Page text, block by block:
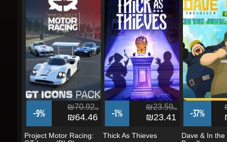
-9%
₪70.92
₪64.46
Project Motor Racing:
GT Icons (DLC)
הוסף לסל
-1%
₪23.59ils
₪23.41
Thick As Thieves
הוסף לסל
-37%
Dave & In the
Bundle
לסל